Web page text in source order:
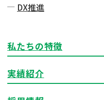
DX推進
私たちの特徴
実績紹介